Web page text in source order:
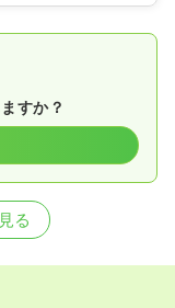
すか？
る